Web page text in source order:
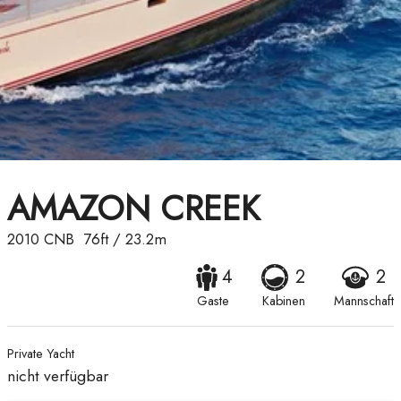
AMAZON CREEK
2010 CNB 76ft/ 23.2m
4
Gaste
2
Kabinen
2
Mannschaft
Private Yacht
nicht verfügbar